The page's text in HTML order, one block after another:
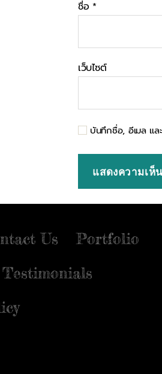
ชื่อ *
เว็บไซต์
บันทึกชื่อ, อีเมล แล
Us
Portfolio
Testimonials